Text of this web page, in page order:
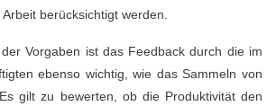
berücksichtigt werden.
Vorgaben ist das Feedback durch die im
ebenso wichtig, wie das Sammeln von
gilt zu bewerten, ob die Produktivität den